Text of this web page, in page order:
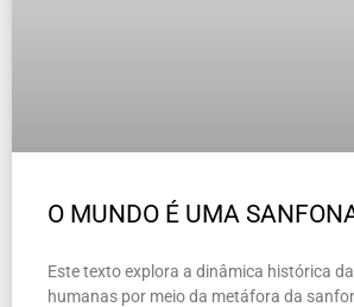
O MUNDO É UMA
Este texto explora a dinâmica histórica
humanas por meio da metáfora da